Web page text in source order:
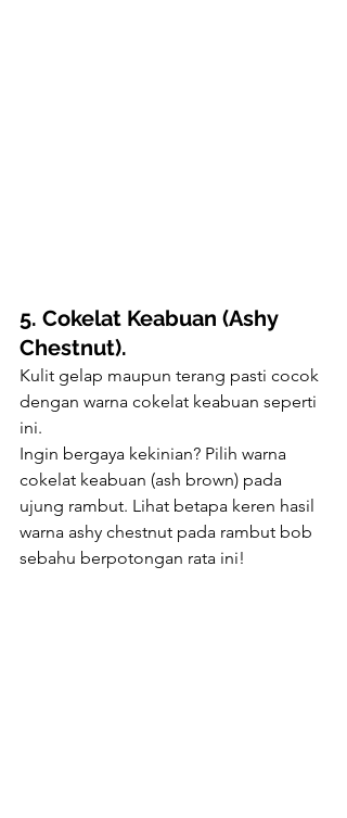
5. Cokelat Keabuan (Ashy
Chestnut).
Kulit gelap maupun terang pasti cocok
dengan warna cokelat keabuan seperti
ini.
Ingin bergaya kekinian? Pilih warna
cokelat keabuan (ash brown) pada
ujung rambut. Lihat betapa keren hasil
warna ashy chestnut pada rambut bob
sebahu berpotongan rata ini!